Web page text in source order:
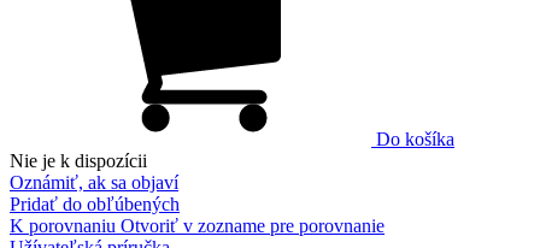
Do košíka
Nie je k dispozícii
Oznámiť, ak sa objaví
Pridať do obľúbených
K porovnaniu Otvoriť v zozname pre porovnanie